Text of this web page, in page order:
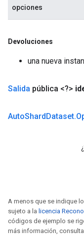
opciones
Devoluciones
una nueva
Salida pública <?>
AutoShardDataset.
A menos que se indique
sujeto a la licencia
códigos de ejemplo se
más información,